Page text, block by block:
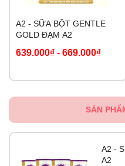
A2 - SỮA BỘT GENTLE
GOLD ĐẠM A2
639.000₫ - 669.000₫
SẢN
A2 -
A2